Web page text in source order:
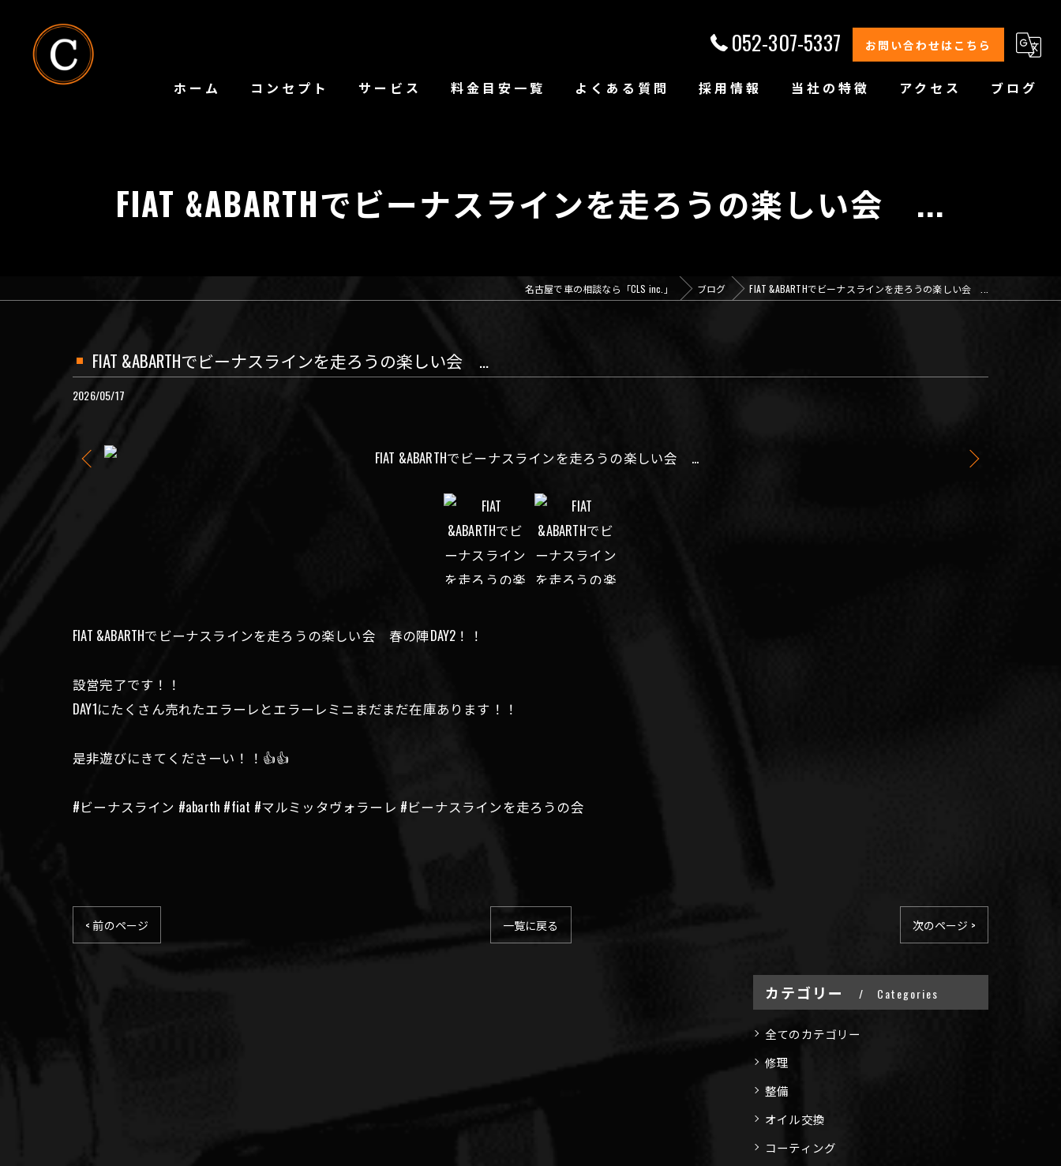
052-307-5337 お問い合わせはこちら
ホーム コンセプト サービス 料金目安一覧 よくある質問 採用情報 当社の特徴
オイル交換
オリジナルブランド
アクセス ブログ
FIAT &ABARTHでビーナスラインを走ろうの楽しい会 ...
名古屋で車の相談なら「CLS inc.」 ブログ FIAT &ABARTHでビーナスラインを走ろうの楽しい会 ...
FIAT &ABARTHでビーナスラインを走ろうの楽しい会 ...
2026/05/17
FIAT &ABARTHでビーナスラインを走ろうの楽しい会 春の陣DAY2！！
設営完了です！！
DAY1にたくさん売れたエラーレとエラーレミニまだまだ在庫あります！！
是非遊びにきてくださーい！！👍👍
#ビーナスライン #abarth #fiat #マルミッタヴォラーレ #ビーナスラインを走ろうの会
< 前のページ 一覧に戻る 次のページ >
カテゴリー Categories
全てのカテゴリー
修理
整備
オイル交換
コーティング